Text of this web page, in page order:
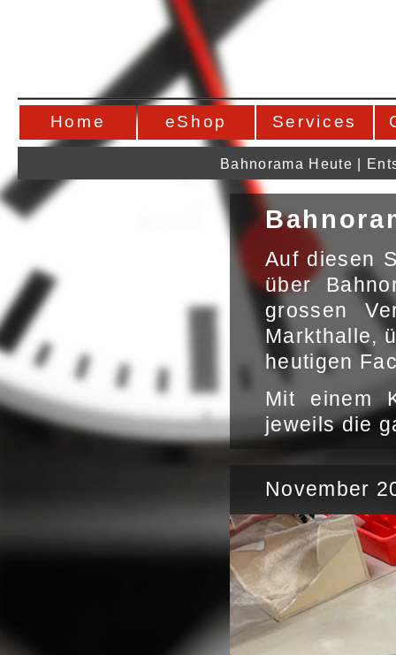
Home eShop Services
Bahnorama Heute
Auf diesen
über
grossen
Markthalle,
heutigen
Mit einem
jeweils die
November